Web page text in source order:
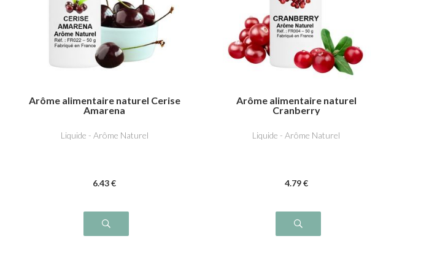
Arôme alimentaire naturel Cerise
Amarena
Liquide - Arôme Naturel
6.43€
Arôme alimentaire naturel
Cranberry
Liquide - Arôme Naturel
4.79€